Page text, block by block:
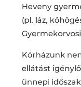
Heveny
(pl. láz,
Kórházunk
ellátást
ünnepi